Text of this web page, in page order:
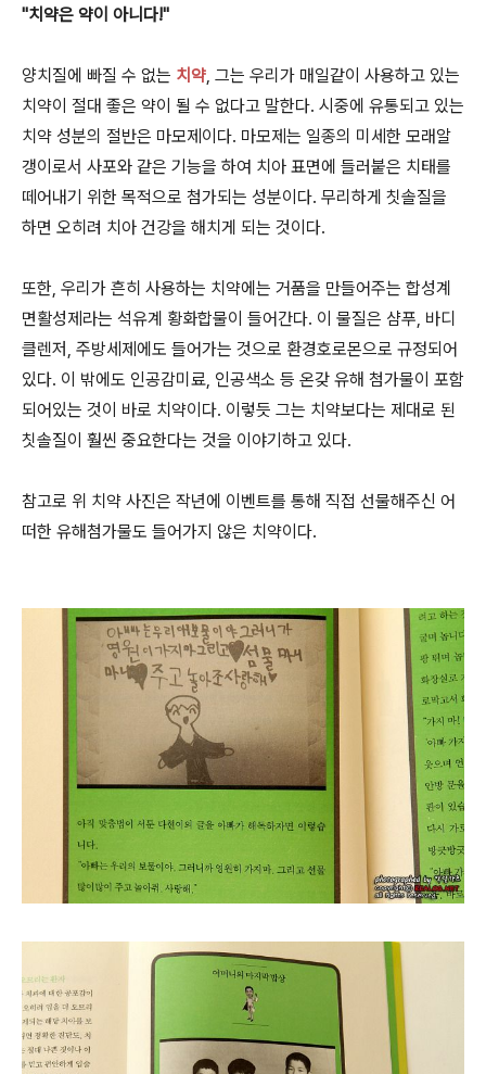
"치약은 약이 아니다!"
양치질에 빠질 수 없는 치약, 그는 우리가 매일같이 사용하고 있는
치약이 절대 좋은 약이 될 수 없다고 말한다. 시중에 유통되고 있는
치약 성분의 절반은 마모제이다. 마모제는 일종의 미세한 모래알
갱이로서 사포와 같은 기능을 하여 치아 표면에 들러붙은 치태를
떼어내기 위한 목적으로 첨가되는 성분이다. 무리하게 칫솔질을
하면 오히려 치아 건강을 해치게 되는 것이다.
또한, 우리가 흔히 사용하는 치약에는 거품을 만들어주는 합성계
면활성제라는 석유계 황화합물이 들어간다. 이 물질은 샴푸, 바디
클렌저, 주방세제에도 들어가는 것으로 환경호로몬으로 규정되어
있다. 이 밖에도 인공감미료, 인공색소 등 온갖 유해 첨가물이 포함
되어있는 것이 바로 치약이다. 이렇듯 그는 치약보다는 제대로 된
칫솔질이 훨씬 중요한다는 것을 이야기하고 있다.
참고로 위 치약 사진은 작년에 이벤트를 통해 직접 선물해주신 어
떠한 유해첨가물도 들어가지 않은 치약이다.